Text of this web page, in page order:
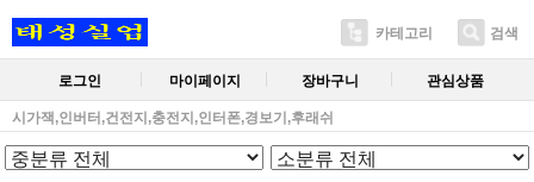
카테고리 검색
로그인 마이페이지 장바구니 관심상품
시가잭,인버터,건전지,충전지,인터폰,경보기,후래쉬